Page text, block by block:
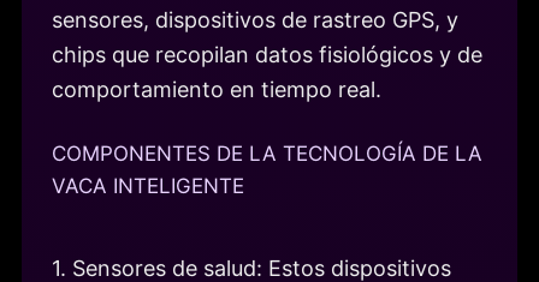
sensores, dispositivos de rastreo GPS, y
chips que recopilan datos fisiológicos y de
comportamiento en tiempo real.
COMPONENTES DE LA TECNOLOGÍA DE LA
VACA INTELIGENTE
1. Sensores de salud: Estos dispositivos